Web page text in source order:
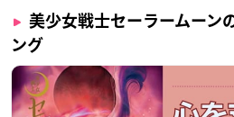
美少女戦士セーラームーン
ング